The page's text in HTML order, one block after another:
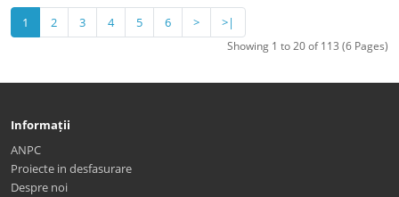
1 2 3 4 5 6 > >|
Showing 1 to 20 of 113 (6 Pages)
Informații
ANPC
Proiecte in desfasurare
Despre noi